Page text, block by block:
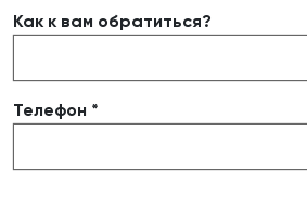
Как к вам обратиться?
Телефон *